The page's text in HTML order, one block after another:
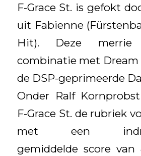
F-Grace St. is gefokt
uit Fabienne
Hit). Deze
combinatie met Dream
de DSP-geprimeerde
Onder Ralf
F-Grace St. de rubriek
met een
gemiddelde score van